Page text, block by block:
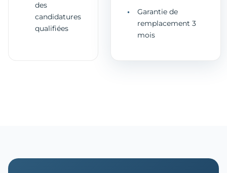
des
candidatures
qualifiées
Garantie de
remplacement 3
mois